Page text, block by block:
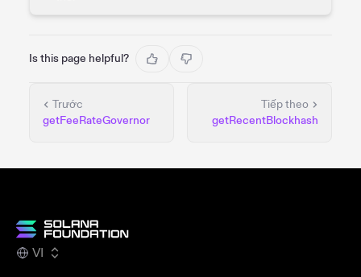
Is this page helpful?
Trước
getFeeRateGovernor
Tiếp theo
getRecentBlockhash
VI